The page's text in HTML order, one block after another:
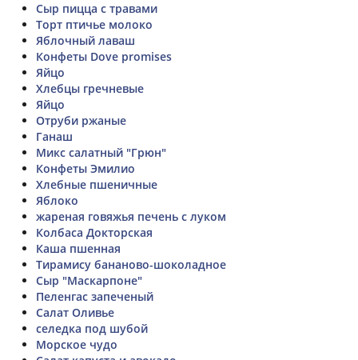
Сыр пицца с травами
Торт птичье молоко
Яблочный лаваш
Конфеты Dove promises
Яйцо
Хлебцы гречневые
Яйцо
Отруби ржаные
Ганаш
Микс салатный "Грюн"
Конфеты Эмилио
Хлебные пшеничные
Яблоко
жареная говяжья печень с луком
Колбаса Докторская
Каша пшенная
Тирамису бананово-шоколадное
Сыр "Маскарпоне"
Пеленгас запеченый
Салат Оливье
селедка под шубой
Морское чудо